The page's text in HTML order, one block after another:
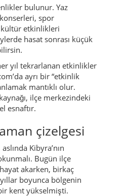
bulunur. Yaz
spor
kültür etkinlikleri
hasat sonrası küçük
yıl tekrarlanan etkinlikler
ayrı bir “etkinlik
mantıklı olur.
ilçe merkezindeki
esnaftır.
çizelgesi
Kibyra’nın
Bugün ilçe
akarken, birkaç
boyunca bölgenin
kent yükselmişti.